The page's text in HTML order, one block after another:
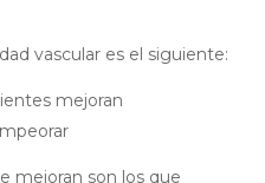
vascular es el siguiente:
mejoran
mejoran son los que